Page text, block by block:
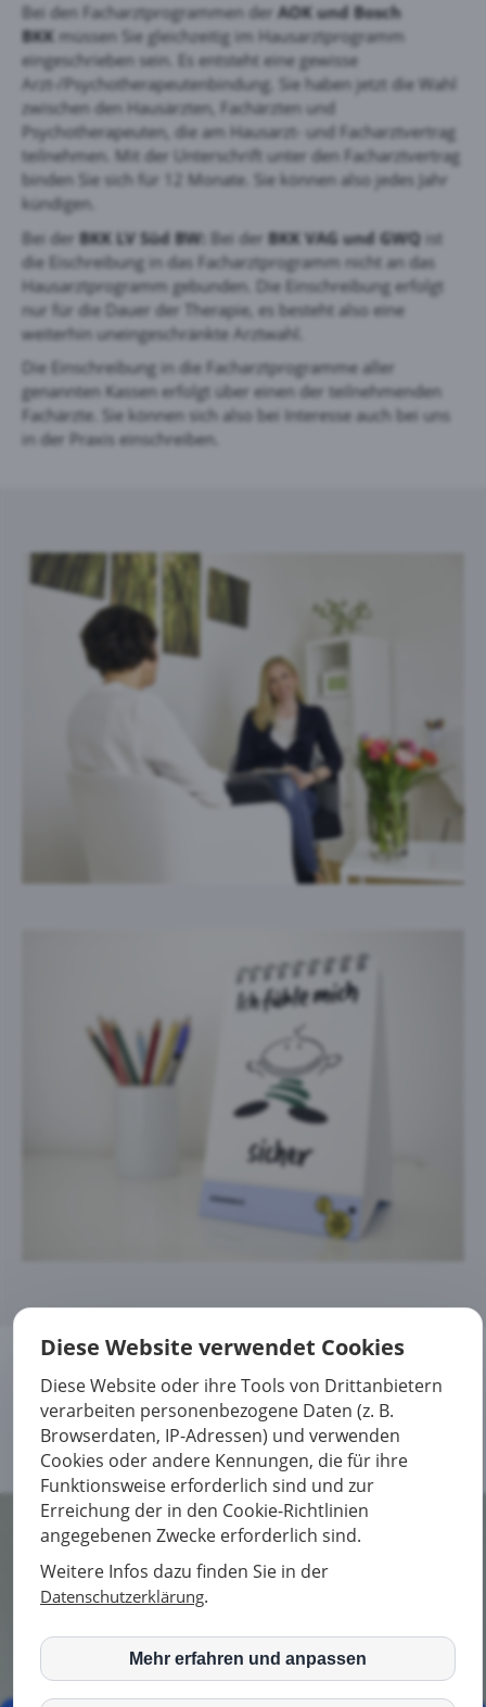
Bei den Facharztprogrammen der AOK und Bosch
BKK müssen Sie gleichzeitig im Hausarztprogramm
eingeschrieben sein. Es entsteht eine gewisse
Arzt-/Psychotherapeutenbindung. Sie haben jetzt die Wahl
zwischen den Hausärzten, Fachärzten und
Psychotherapeuten, die am Hausarzt- und Facharztvertrag
teilnehmen. Mit der Unterschrift unter den Facharztvertrag
binden Sie sich für 12 Monate. Sie können also jedes Jahr
kündigen.
Bei der BKK LV Süd BW: Bei der BKK VAG und GWQ ist
die Eischreibung in das Facharztprogramm nicht an das
Hausarztprogramm gebunden. Die Einschreibung erfolgt
nur für die Dauer der Therapie, es besteht also eine
weiterhin uneingeschränkte Arztwahl.
Die Einschreibung in die Facharztprogramme aller
genannten Kassen erfolgt über einen der teilnehmenden
Fachärzte. Sie können sich also bei Interesse auch bei uns
in der Praxis einschreiben.
Jetzt Kontakt aufnehmen
Home
Impressum
Haftungsausschluss
Diese Website verwendet Cookies
Diese Website oder ihre Tools von Drittanbietern
verarbeiten personenbezogene Daten (z. B.
Browserdaten, IP-Adressen) und verwenden
Cookies oder andere Kennungen, die für ihre
Funktionsweise erforderlich sind und zur
Erreichung der in den Cookie-Richtlinien
angegebenen Zwecke erforderlich sind.
Weitere Infos dazu finden Sie in der
Datenschutzerklärung.
Matomo (Piwik)
Mehr erfahren und anpassen